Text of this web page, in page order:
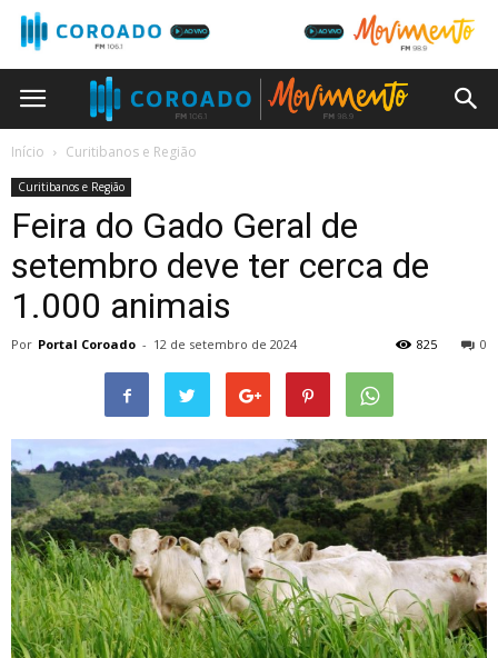
Início Curitibanos e Região
Curitibanos e Região
Feira do Gado Geral de
setembro deve ter cerca de
1.000 animais
Por Portal Coroado - 12 de setembro de 2024 0
825